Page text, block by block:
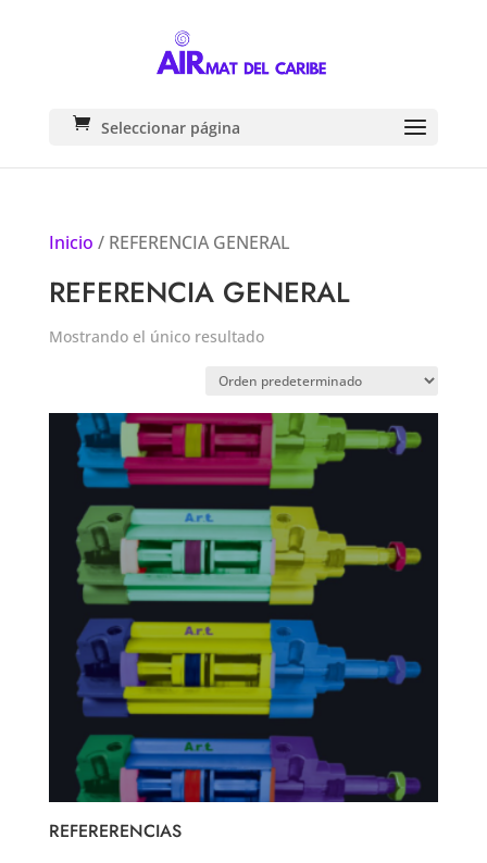
Seleccionar página
Inicio / REFERENCIA GENERAL
REFERENCIA GENERAL
Mostrando el único resultado
REFERERENCIAS